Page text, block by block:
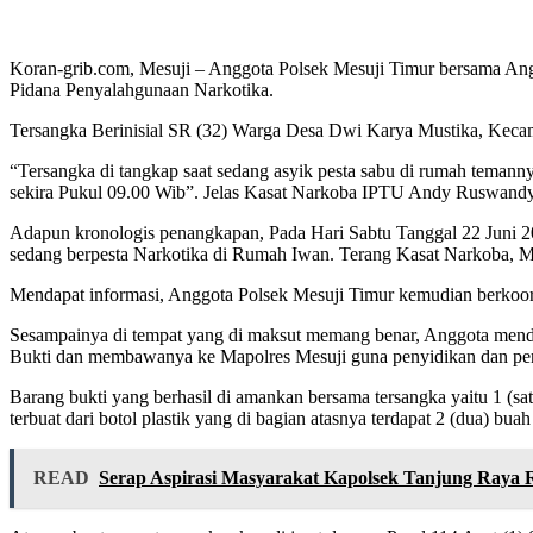
Koran-grib.com, Mesuji – Anggota Polsek Mesuji Timur bersama
Pidana Penyalahgunaan Narkotika.
Tersangka Berinisial SR (32) Warga Desa Dwi Karya Mustika,
“Tersangka di tangkap saat sedang asyik pesta sabu di rumah
sekira Pukul 09.00 Wib”. Jelas Kasat Narkoba IPTU Andy
Adapun kronologis penangkapan, Pada Hari Sabtu Tanggal 22 Juni
sedang berpesta Narkotika di Rumah Iwan. Terang Kasat Narkoba,
Mendapat informasi, Anggota Polsek Mesuji Timur kemudian
Sesampainya di tempat yang di maksut memang benar, Anggota
Bukti dan membawanya ke Mapolres Mesuji guna penyidikan dan
Barang bukti yang berhasil di amankan bersama tersangka yaitu 1
terbuat dari botol plastik yang di bagian atasnya terdapat 2 (dua)
READ Serap Aspirasi Masyarakat Kapolsek Tanjung Raya